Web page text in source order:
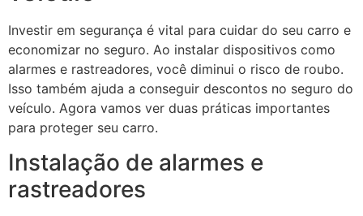
Investir em segurança é vital para cuidar do seu carro e
economizar no seguro. Ao instalar dispositivos como
alarmes e rastreadores, você diminui o risco de roubo.
Isso também ajuda a conseguir descontos no seguro do
veículo. Agora vamos ver duas práticas importantes
para proteger seu carro.
Instalação de alarmes e
rastreadores